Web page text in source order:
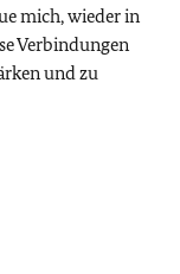
mich, wieder in
Verbindungen
und zu